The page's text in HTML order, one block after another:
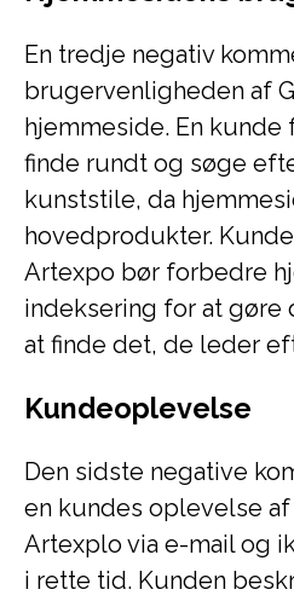
En tredje negativ
brugervenligheden af
hjemmeside. En
finde rundt og søge
kunststile, da
hovedprodukter.
Artexpo bør forbedre
indeksering for at
at finde det, de leder
Kundeoplevelse
Den sidste negative
en kundes oplevelse
Artexplo via e-mail og
i rette tid. Kunden